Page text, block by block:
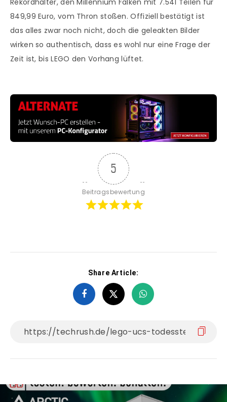
849,99 Euro, vom Thron stoßen. Offiziell bestätigt ist
das alles zwar noch nicht, doch die geleakten Bilder
wirken so authentisch, dass es wohl nur eine Frage der
Zeit ist, bis LEGO den Vorhang lüftet.
5
Beitragsbewertung
Share Article: